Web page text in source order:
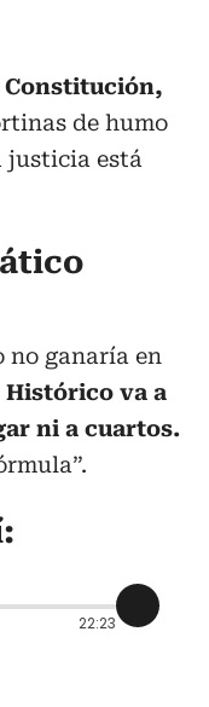
Constitución,
de humo
justicia está
no ganaría en
Histórico va a
ni a cuartos.
22:23